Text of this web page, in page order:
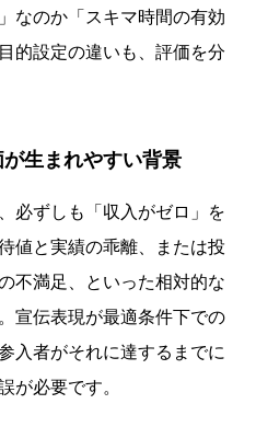
なのか「スキマ時間の有効
的設定の違いも、評価を分
が生まれやすい背景
必ずしも「収入がゼロ」を
値と実績の乖離、または投
不満足、といった相対的な
宣伝表現が最適条件下での
入者がそれに達するまでに
が必要です。